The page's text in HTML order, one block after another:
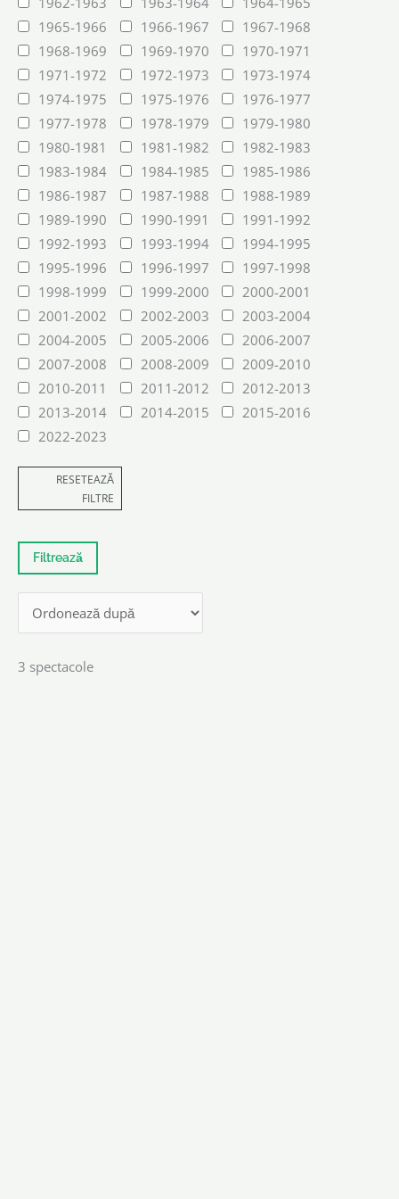
1965-1966
1966-1967
1967-1968
1968-1969
1969-1970
1970-1971
1971-1972
1972-1973
1973-1974
1974-1975
1975-1976
1976-1977
1977-1978
1978-1979
1979-1980
1980-1981
1981-1982
1982-1983
1983-1984
1984-1985
1985-1986
1986-1987
1987-1988
1988-1989
1989-1990
1990-1991
1991-1992
1992-1993
1993-1994
1994-1995
1995-1996
1996-1997
1997-1998
1998-1999
1999-2000
2000-2001
2001-2002
2002-2003
2003-2004
2004-2005
2005-2006
2006-2007
2007-2008
2008-2009
2009-2010
2010-2011
2011-2012
2012-2013
2013-2014
2014-2015
2015-2016
2022-2023
RESETEAZĂ
FILTRE
3 spectacole